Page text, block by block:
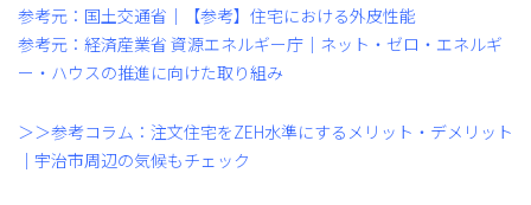
参考元：国土交通省｜【参考】住宅における外皮性能
参考元：経済産業省 資源エネルギー庁｜ネット・ゼロ・エネルギ
ー・ハウスの推進に向けた取り組み
＞＞参考コラム：注文住宅をZEH水準にするメリット・デメリット
｜宇治市周辺の気候もチェック